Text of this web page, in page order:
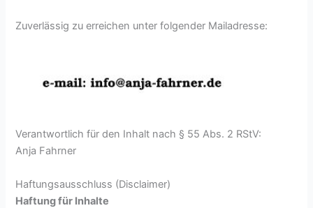
Zuverlässig zu erreichen unter folgender Mailadresse:
Verantwortlich für den Inhalt nach § 55 Abs. 2 RStV:
Anja Fahrner
Haftungsausschluss (Disclaimer)
Haftung für Inhalte